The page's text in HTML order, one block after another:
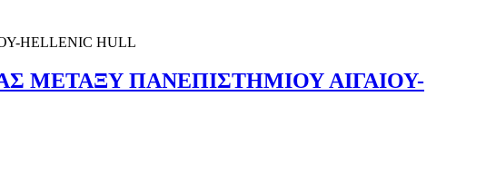
ΜΕΤΑΞΥ ΠΑΝΕΠΙΣΤΗΜΙΟΥ ΑΙΓΑΙΟΥ-